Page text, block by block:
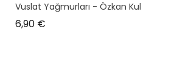
Vuslat Yağmurları - Özkan Kul
6,90 €